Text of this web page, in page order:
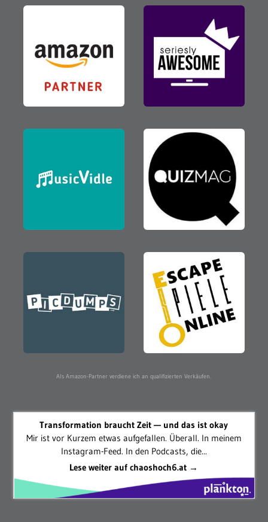
Als Amazon-Partner verdiene ich an qualifizierten Verkäufen.
Transformation braucht Zeit — und das ist okay
Mir ist vor Kurzem etwas aufgefallen. Überall. In meinem
Instagram-Feed. In den Podcasts, die...
Lese weiter auf chaoshoch6.at →